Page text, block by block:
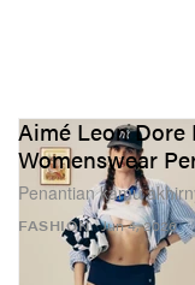
FASHION
Aimé Leon Dore
Womenswear
Penantian kamu
Jun 4, 2026